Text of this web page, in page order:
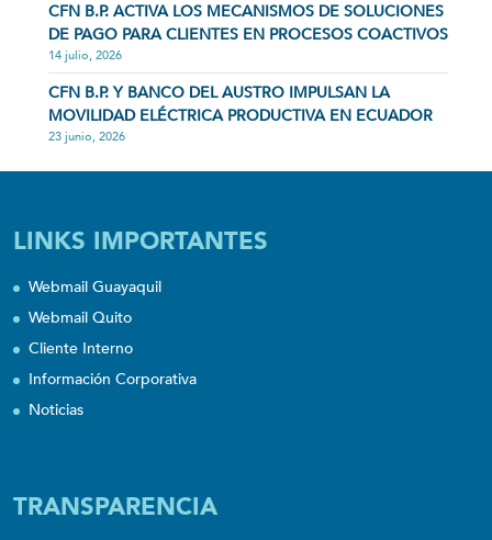
CFN B.P. ACTIVA LOS MECANISMOS DE SOLUCIONES
DE PAGO PARA CLIENTES EN PROCESOS COACTIVOS
14 julio, 2026
CFN B.P. Y BANCO DEL AUSTRO IMPULSAN LA
MOVILIDAD ELÉCTRICA PRODUCTIVA EN ECUADOR
23 junio, 2026
LINKS IMPORTANTES
Webmail Guayaquil
Webmail Quito
Cliente Interno
Información Corporativa
Noticias
TRANSPARENCIA